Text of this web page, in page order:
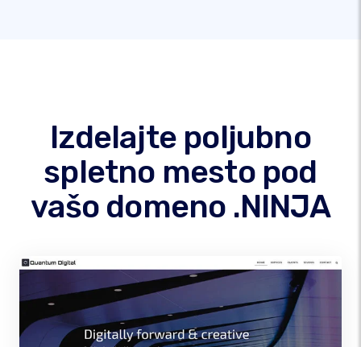
Izdelajte poljubno
spletno mesto pod
vašo domeno .NINJA